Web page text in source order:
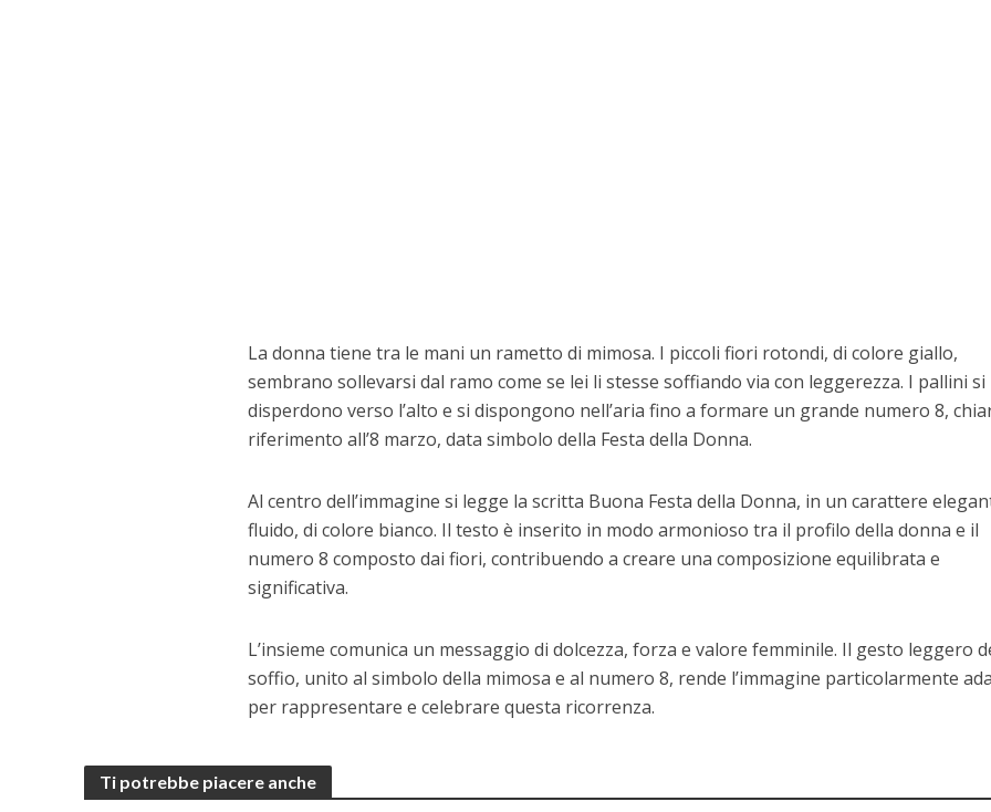
La donna tiene tra le mani un rametto di mimosa. I piccoli fiori rotondi, di colore giallo,
sembrano sollevarsi dal ramo come se lei li stesse soffiando via con leggerezza. I pallini si
disperdono verso l’alto e si dispongono nell’aria fino a formare un grande numero 8,
riferimento all’8 marzo, data simbolo della Festa della Donna.
Al centro dell’immagine si legge la scritta Buona Festa della Donna, in un carattere
fluido, di colore bianco. Il testo è inserito in modo armonioso tra il profilo della donna e il
numero 8 composto dai fiori, contribuendo a creare una composizione equilibrata e
significativa.
L’insieme comunica un messaggio di dolcezza, forza e valore femminile. Il gesto leggero
soffio, unito al simbolo della mimosa e al numero 8, rende l’immagine particolarmente
per rappresentare e celebrare questa ricorrenza.
Ti potrebbe piacere anche